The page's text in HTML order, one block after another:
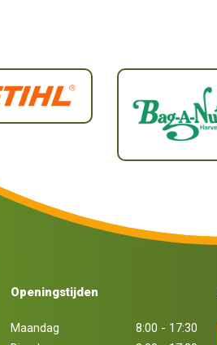
Openingstijden
Maandag
8:00 - 17:30